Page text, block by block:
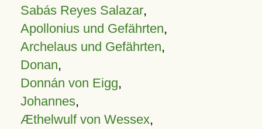
Sabás Reyes Salazar,
Apollonius und Gefährten,
Archelaus und Gefährten,
Donan,
Donnán von Eigg,
Johannes,
Æthelwulf von Wessex,